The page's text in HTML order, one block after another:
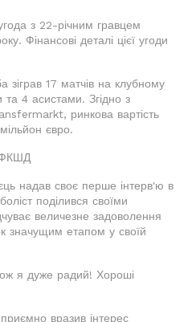
з 22-річним гравцем
Фінансові деталі цієї угоди
17 матчів на клубному
та 4 асистами. Згідно з
ринкова вартість
євро.
надав своє перше інтерв'ю в
поділився своїми
величезне задоволення
значущим етапом у своїй
я дуже радий! Хороші
вразив інтерес